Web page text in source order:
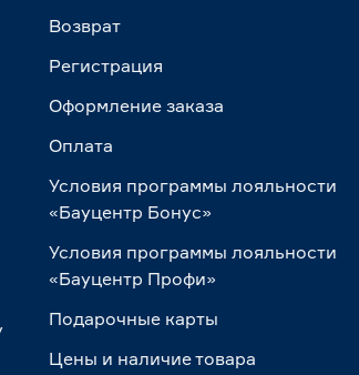
Возврат
Регистрация
Оформление заказа
Оплата
Условия программы лояльности
«Бауцентр Бонус»
Условия программы лояльности
«Бауцентр Профи»
Подарочные карты
Цены и наличие товара